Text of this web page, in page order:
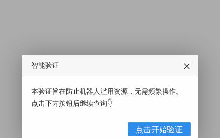
智能验证
本验证旨在防止机器人滥用资源，无需频繁操作。
点击下方按钮后继续查询👇
点击开始验证